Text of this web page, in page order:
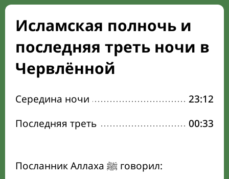
Исламская полночь и
последняя треть ночи в
Червлённой
Середина ночи
23:12
Последняя треть
00:33
Посланник Аллаха ﷺ говорил: